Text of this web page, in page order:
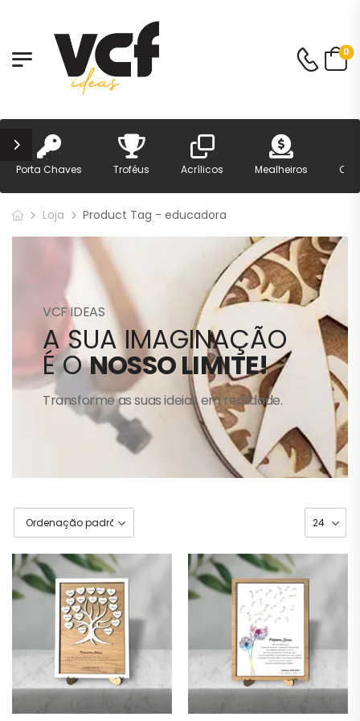
0
Porta Chaves Troféus Acrílicos Mealheiros
Loja Product Tag - educadora
VCF IDEAS
A SUA IMAGINAÇÃO
É ONOSSO LIMITE!
Transforme as suas ideias em realidade.